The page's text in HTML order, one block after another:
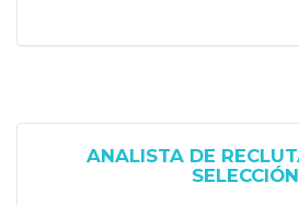
ANALISTA DE
SELECCIÓN